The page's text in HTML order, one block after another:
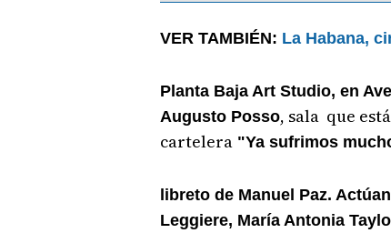
VER TAMBIÉN: La Habana,
Planta Baja Art Studio, en
Augusto Posso, sala que
cartelera"Ya sufrimos
libreto de Manuel Paz.
Leggiere, María Antonia